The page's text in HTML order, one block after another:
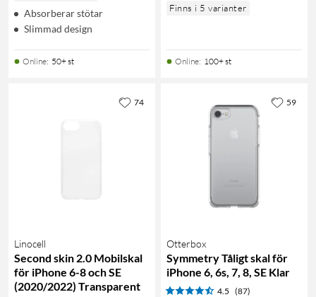
Absorberar stötar
Slimmad design
Online: 50+ st
Finns i 5 varianter
Online: 100+ st
Linocell
Second skin 2.0 Mobilskal
för iPhone 6-8 och SE
(2020/2022) Transparent
74
Otterbox
Symmetry Tåligt skal för
iPhone 6, 6s, 7, 8, SE Klar
4.5 (87)
59